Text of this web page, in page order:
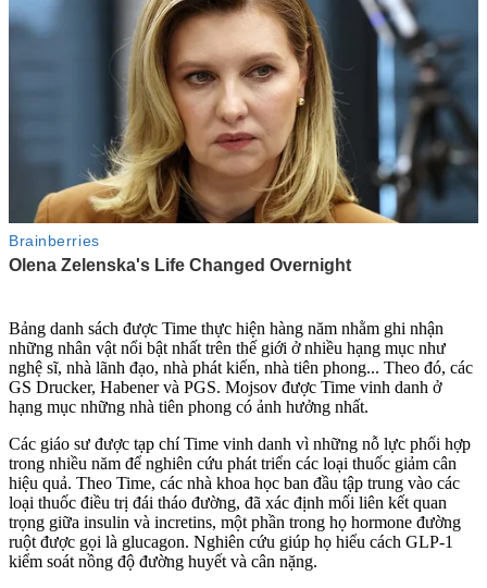
Bảng danh sách được Time thực hiện hàng năm nhằm ghi nhận
những nhân vật nổi bật nhất trên thế giới ở nhiều hạng mục như
nghệ sĩ, nhà lãnh đạo, nhà phát kiến, nhà tiên phong... Theo đó, các
GS Drucker, Habener và PGS. Mojsov được Time vinh danh ở
hạng mục những nhà tiên phong có ảnh hưởng nhất.
Các giáo sư được tạp chí Time vinh danh vì những nỗ lực phối hợp
trong nhiều năm để nghiên cứu phát triển các loại thuốc giảm cân
hiệu quả. Theo Time, các nhà khoa học ban đầu tập trung vào các
loại thuốc điều trị đái tháo đường, đã xác định mối liên kết quan
trọng giữa insulin và incretins, một phần trong họ hormone đường
ruột được gọi là glucagon. Nghiên cứu giúp họ hiểu cách GLP-1
kiểm soát nồng độ đường huyết và cân nặng.